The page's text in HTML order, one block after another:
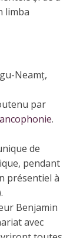
limba
Neamț,
par
.
de
pendant
présentiel à
Benjamin
avec